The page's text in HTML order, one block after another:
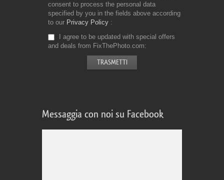
consent to process the personal data
specified by you in the fields above according
to our Privacy Policy
I agree to be updated with special offers
and deals from FixThePhoto.com
Messaggia con noi su Facebook